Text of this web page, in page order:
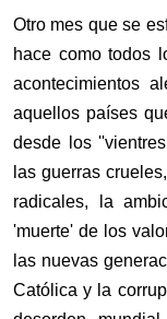
Otro mes que se
hace como todos
acontecimientos
aquellos países
desde los
las guerras
radicales, la
'muerte' de los
las nuevas
Católica y la